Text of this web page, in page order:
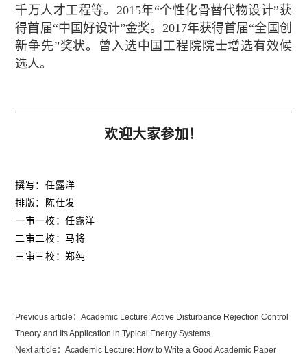
千万人才工程等。2015年“个性化骨替代物设计”获
得首届“中国好设计”金奖。2017年获得首届“全国创
新争先”奖状。曾入选中国工程院院士增选有效候
选人。
欢迎大家参加！
撰写：任露洋
排版：陈仕发
一审一校：任露洋
二审二校：马将
三审三校：郑纯
Previous article：Academic Lecture: Active Disturbance Rejection Control
Theory and Its Application in Typical Energy Systems
Next article：Academic Lecture: How to Write a Good Academic Paper